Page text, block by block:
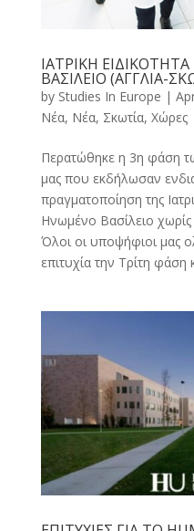
ΙΑΤΡΙΚΗ
ΒΑΣΙΛΕΙΟ (ΑΓΓΛΙΑ-
by Studies In Europe |
Νέα, Νέα, Σκωτία, Χώρες
Περατώθηκε η 3η φάση
μας που εκδήλωσαν
πραγματοποίηση της
Ηνωμένο Βασίλειο χωρίς
Όλοι οι υποψήφιοι μας
επιτυχία την Τρίτη φάση